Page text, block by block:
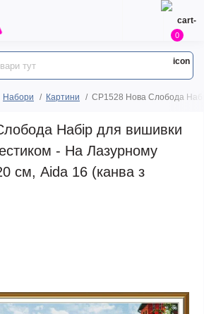
0
Набори Картини СР1528 Нова Слобода
Набір для вишивки
- На Лазурному
см, Aida 16 (канва з